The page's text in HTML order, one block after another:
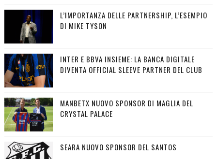
L’IMPORTANZA DELLE PARTNERSHIP, L’ESEMPIO
DI MIKE TYSON
INTER E BBVA INSIEME: LA BANCA DIGITALE
DIVENTA OFFICIAL SLEEVE PARTNER DEL CLUB
MANBETX NUOVO SPONSOR DI MAGLIA DEL
CRYSTAL PALACE
SEARA NUOVO SPONSOR DEL SANTOS